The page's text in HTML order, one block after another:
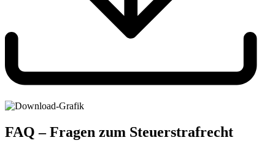
FAQ – Fragen zum Steuerstrafrecht